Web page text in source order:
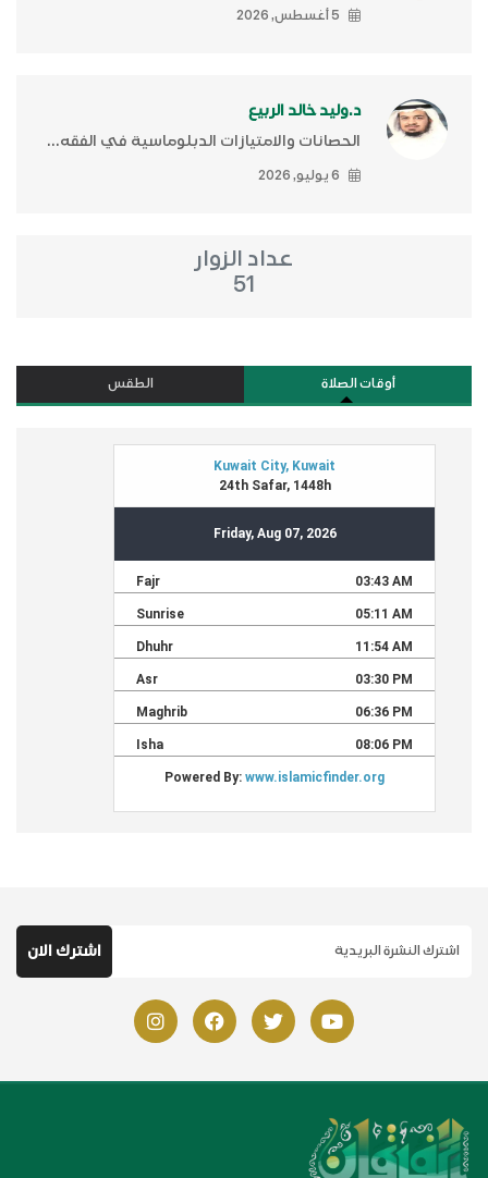
5 أغسطس, 2026
د.وليد خالد الربيع
الحصانات والامتيازات الدبلوماسية في الفقه...
6 يوليو, 2026
عداد الزوار
51
أوقات الصلاة الطقس